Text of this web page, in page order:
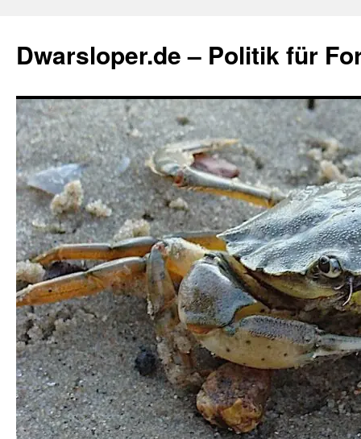
springen
Dwarsloper.de – Politik für